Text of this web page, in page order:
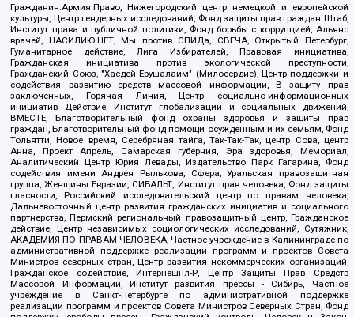
Гражданин.Армия.Право, Нижегородский центр немецкой и европейской
культуры, Центр гендерных исследований, Фонд защиты прав граждан Штаб,
Институт права и публичной политики, Фонд борьбы с коррупцией, Альянс
врачей, НАСИЛИЮ.НЕТ, Мы против СПИДа, СВЕЧА, Открытый Петербург,
Гуманитарное действие, Лига Избирателей, Правовая инициатива,
Гражданская инициатива против экологической преступности,
Гражданский Союз, "Хасдей Ерушалаим" (Милосердие), Центр поддержки и
содействия развитию средств массовой информации, В защиту прав
заключенных, Горячая Линия, Центр социально-информационных
инициатив Действие, Институт глобализации и социальных движений,
ВМЕСТЕ, Благотворительный фонд охраны здоровья и защиты прав
граждан, Благотворительный фонд помощи осужденным и их семьям, Фонд
Тольятти, Новое время, Серебряная тайга, Так-Так-Так, центр Сова, центр
Анна, Проект Апрель, Самарская губерния, Эра здоровья, Мемориал,
Аналитический Центр Юрия Левады, Издательство Парк Гагарина, Фонд
содействия имени Андрея Рылькова, Сфера, Уральская правозащитная
группа, Женщины Евразии, СИБАЛЬТ, Институт прав человека, Фонд защиты
гласности, Российский исследовательский центр по правам человека,
Дальневосточный центр развития гражданских инициатив и социального
партнерства, Пермский региональный правозащитный центр, Гражданское
действие, Центр независимых социологических исследований, Сутяжник,
АКАДЕМИЯ ПО ПРАВАМ ЧЕЛОВЕКА, Частное учреждение в Калининграде по
административной поддержке реализации программ и проектов Совета
Министров северных стран, Центр развития некоммерческих организаций,
Гражданское содействие, Интернешнл-Р, Центр Защиты Прав Средств
Массовой Информации, Институт развития прессы - Сибирь, Частное
учреждение в Санкт-Петербурге по административной поддержке
реализации программ и проектов Совета Министров Северных Стран, Фонд